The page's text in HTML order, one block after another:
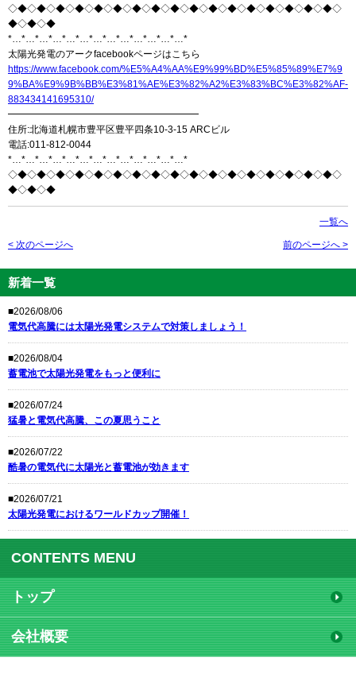
◇◆◇◆◇◆◇◆◇◆◇◆◇◆◇◆◇◆◇◆◇◆◇◆◇◆◇◆◇◆◇◆◇◆◇
◆◇◆◇◆
*…*…*…*…*…*…*…*…*…*…*…*…*…*
太陽光発電のアークfacebookページはこちら
https://www.facebook.com/%E5%A4%AA%E9%99%BD%E5%85%89%E7%9
9%BA%E9%9B%BB%E3%81%AE%E3%82%A2%E3%83%BC%E3%82%AF-
883434141695310/
━━━━━━━━━━━━━━━━━━━━
住所:北海道札幌市豊平区豊平四条10-3-15 ARCビル
電話:011-812-0044
*…*…*…*…*…*…*…*…*…*…*…*…*…*
◇◆◇◆◇◆◇◆◇◆◇◆◇◆◇◆◇◆◇◆◇◆◇◆◇◆◇◆◇◆◇◆◇◆◇
◆◇◆◇◆
一覧へ
< 次のページへ 前のページへ >
新着一覧
■2026/08/06
電気代高騰には太陽光発電システムで対策しましょう！
■2026/08/04
蓄電池で太陽光発電をもっと便利に
■2026/07/24
猛暑と電気代高騰、この夏思うこと
■2026/07/22
酷暑の電気代に太陽光と蓄電池が効きます
■2026/07/21
太陽光発電におけるワールドカップ開催！
CONTENTS MENU
トップ
会社概要